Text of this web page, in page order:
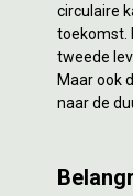
circulaire
toekomst.
tweede
Maar ook
naar de